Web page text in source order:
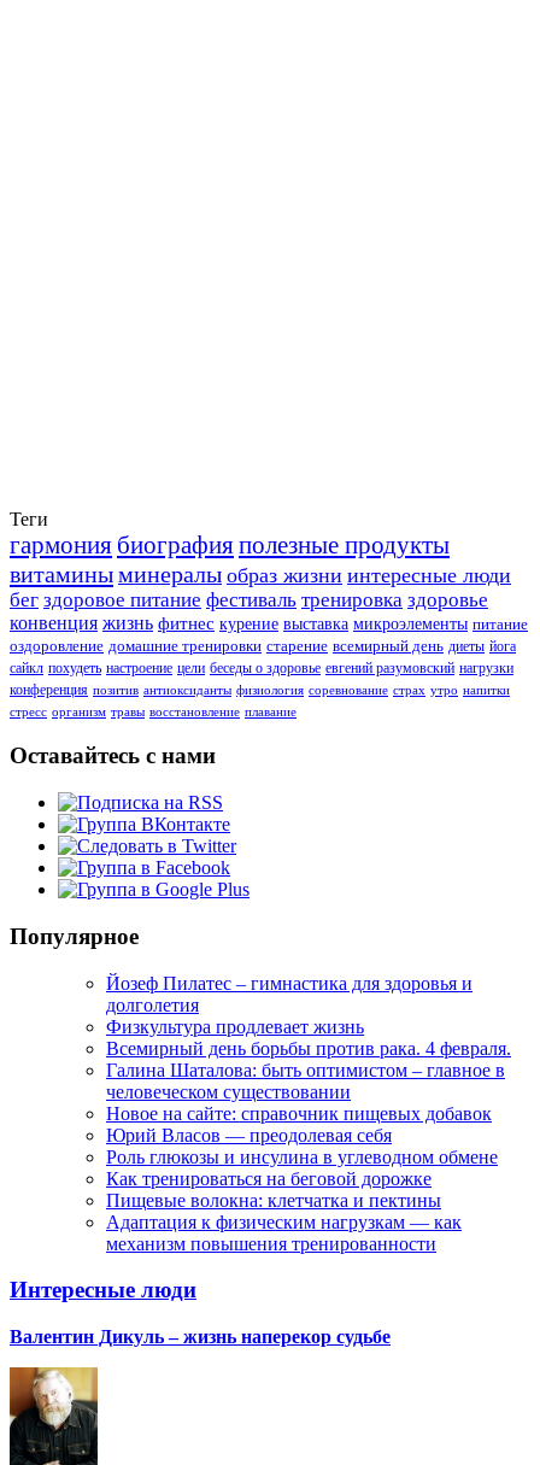
Теги
гармония биографияполезные продукты
витаминыминералы образ жизни интересные люди
бег здоровое питание фестиваль тренировка здоровье
конвенция жизнь фитнес курение выставка микроэлементы питание
оздоровление домашние тренировки старение всемирный день диеты йога
сайкл похудеть настроение цели беседы о здоровье евгений разумовский нагрузки
конференция позитив антиоксиданты физиология соревнование страх утро напитки
стресс организм травы восстановление плавание
Оставайтесь с нами
Популярное
Йозеф Пилатес – гимнастика для здоровья и
долголетия
Физкультура продлевает жизнь
Всемирный день борьбы против рака. 4 февраля.
Галина Шаталова: быть оптимистом – главное в
человеческом существовании
Новое на сайте: справочник пищевых добавок
Юрий Власов — преодолевая себя
Роль глюкозы и инсулина в углеводном обмене
Как тренироваться на беговой дорожке
Пищевые волокна: клетчатка и пектины
Адаптация к физическим нагрузкам — как
механизм повышения тренированности
Интересные люди
Валентин Дикуль – жизнь наперекор судьбе